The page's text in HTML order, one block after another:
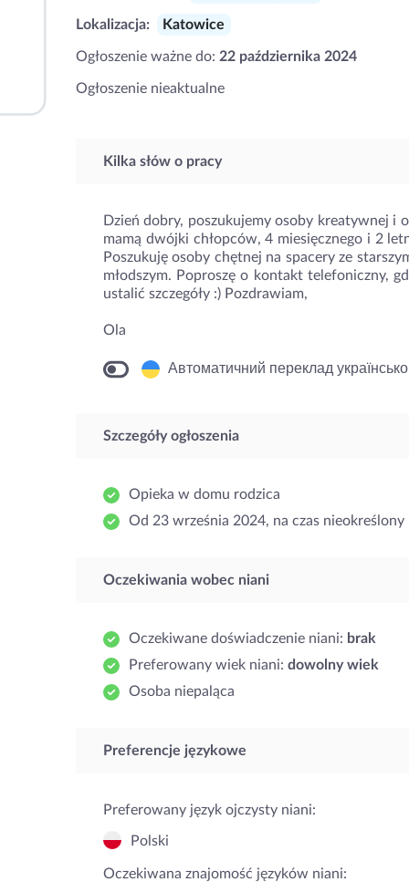
Lokalizacja: Katowice
Ogłoszenie ważne do: 22 października 2024
Ogłoszenie nieaktualne
Kilka słów o pracy
Dzień dobry, poszukujemy osoby kreatywnej i
mamą dwójki chłopców, 4 miesięcznego i 2
Poszukuję osoby chętnej na spacery ze
młodszym. Poproszę o kontakt telefoniczny,
ustalić szczegóły :) Pozdrawiam,
Ola
Автоматичний переклад
Szczegóły ogłoszenia
Opieka w domu rodzica
Od 23 września 2024, na czas nieokreślony
Oczekiwania wobec niani
Oczekiwane doświadczenie niani: brak
Preferowany wiek niani: dowolny wiek
Osoba niepaląca
Preferencje językowe
Preferowany język ojczysty niani:
Polski
Oczekiwana znajomość języków niani: